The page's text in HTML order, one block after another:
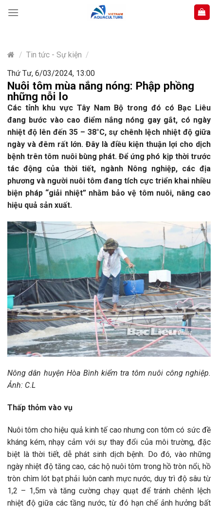
content
/ Tin tức - Sự kiện /
Thứ Tư, 6/03/2024, 13:00
Nuôi tôm mùa nắng nóng: Phập phồng
những nỗi lo
Các tỉnh khu vực Tây Nam Bộ trong đó có Bạc Liêu
đang bước vào cao điểm nắng nóng gay gắt, có ngày
nhiệt độ lên đến 35 – 38°C, sự chênh lệch nhiệt độ giữa
ngày và đêm rất lớn. Đây là điều kiện thuận lợi cho dịch
bệnh trên tôm nuôi bùng phát. Để ứng phó kịp thời trước
tác động của thời tiết, ngành Nông nghiệp, các địa
phương và người nuôi tôm đang tích cực triển khai nhiều
biện pháp “giải nhiệt” nhằm bảo vệ tôm nuôi, nâng cao
hiệu quả sản xuất.
Nông dân huyện Hòa Bình kiểm tra tôm nuôi công nghiệp.
Ảnh: C.L
Thấp thỏm vào vụ
Nuôi tôm cho hiệu quả kinh tế cao nhưng con tôm có sức đề
kháng kém, nhạy cảm với sự thay đổi của môi trường, đặc
biệt là thời tiết, dễ phát sinh dịch bệnh. Do đó, vào những
ngày nhiệt độ tăng cao, các hộ nuôi tôm trong hồ tròn nổi, hồ
tròn chìm lót bạt phải luôn canh mực nước, duy trì độ sâu từ
1,2 – 1,5m và tăng cường chạy quạt để tránh chênh lệch
nhiệt độ giữa các tầng nước, từ đó hạn chế ảnh hưởng bất